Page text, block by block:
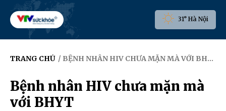
31° Hà Nội
TRANG CHỦ / BỆNH NHÂN HIV CHƯA MẶN MÀ VỚI BHYT
Bệnh nhân HIV chưa mặn mà
với BHYT